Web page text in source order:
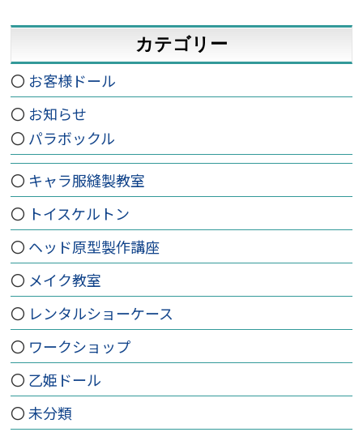
カテゴリー
お客様ドール
お知らせ
パラボックル
キャラ服縫製教室
トイスケルトン
ヘッド原型製作講座
メイク教室
レンタルショーケース
ワークショップ
乙姫ドール
未分類